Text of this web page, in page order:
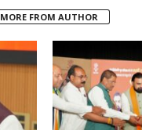
MORE FROM AUTHOR